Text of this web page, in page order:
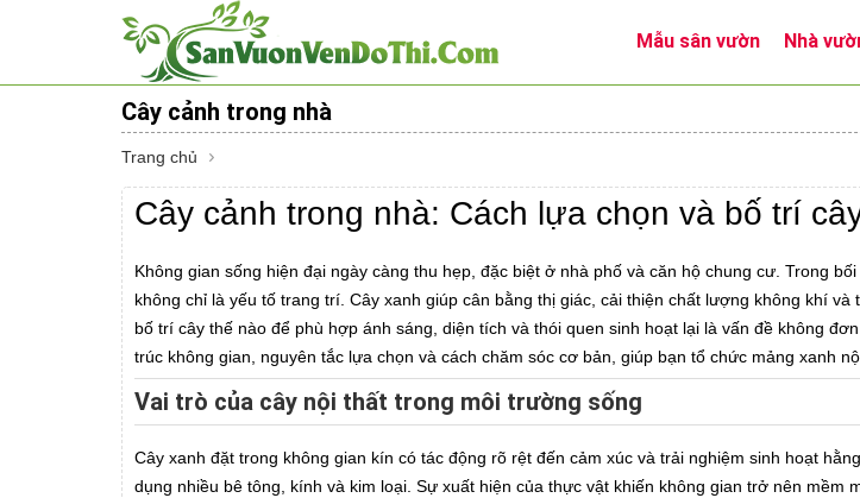
Mẫu sân vườn Nhà
Cây cảnh trong nhà
Trang chủ
Cây cảnh trong nhà: Cách lựa chọn và bố trí
Không gian sống hiện đại ngày càng thu hẹp, đặc biệt ở nhà phố và căn hộ chung cư. Trong
không chỉ là yếu tố trang trí. Cây xanh giúp cân bằng thị giác, cải thiện chất lượng không khí
bố trí cây thế nào để phù hợp ánh sáng, diện tích và thói quen sinh hoạt lại là vấn đề không
trúc không gian, nguyên tắc lựa chọn và cách chăm sóc cơ bản, giúp bạn tổ chức mảng xanh
Vai trò của cây nội thất trong môi trường sống
Cây xanh đặt trong không gian kín có tác động rõ rệt đến cảm xúc và trải nghiệm sinh hoạt
dụng nhiều bê tông, kính và kim loại. Sự xuất hiện của thực vật khiến không gian trở nên mềm